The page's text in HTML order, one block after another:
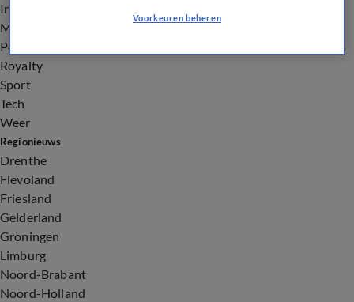
Infrastructuur
Milieu en Gezondheid
Politiek
Royalty
Sport
Tech
Weer
Regionieuws
Drenthe
Flevoland
Friesland
Gelderland
Groningen
Limburg
Noord-Brabant
Noord-Holland
Voorkeuren beheren